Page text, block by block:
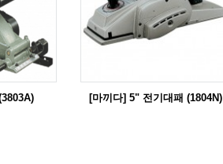
[마끼다] 5" 전기대패 (1804N)